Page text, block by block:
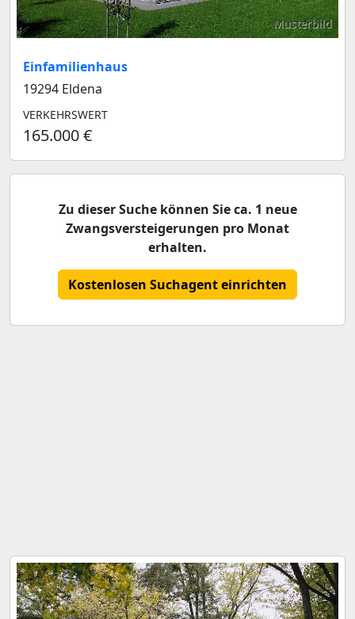
Musterbild
Einfamilienhaus
19294 Eldena
VERKEHRSWERT
165.000 €
Zu dieser Suche können Sie ca. 1 neue
Zwangsversteigerungen pro Monat
erhalten.
Kostenlosen Suchagent einrichten